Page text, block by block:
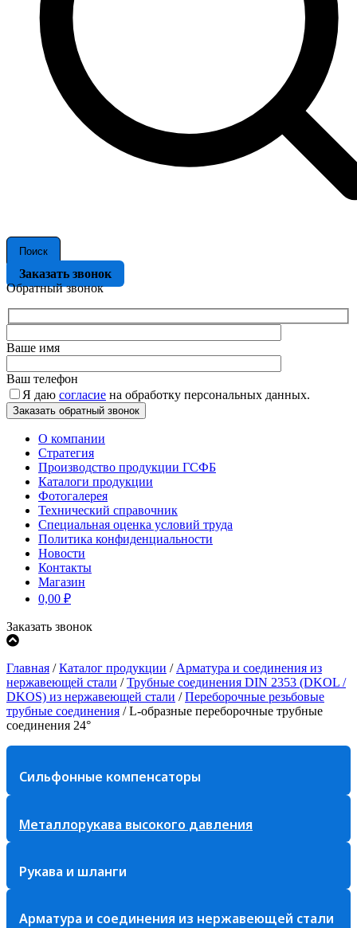
Поиск
Заказать звонок
Обратный звонок
Ваше имя
Ваш телефон
Я даю согласие на обработку персональных данных.
О компании
Стратегия
Производство продукции ГСФБ
Каталоги продукции
Фотогалерея
Технический справочник
Специальная оценка условий труда
Политика конфиденциальности
Новости
Контакты
Магазин
0,00 ₽
Заказать звонок
Главная /Каталог продукции / Арматура и соединения из
нержавеющей стали /Трубные соединения DIN 2353 (DKOL /
DKOS) из нержавеющей стали /Переборочные резьбовые
трубные соединения /L-образные переборочные трубные
соединения 24°
Сильфонные компенсаторы
Металлорукава высокого давления
Рукава и шланги
Арматура и соединения из нержавеющей стали